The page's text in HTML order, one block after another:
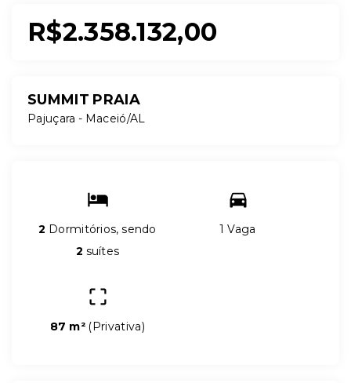
R$2.358.132,00
SUMMIT PRAIA
Pajuçara - Maceió/AL
2 Dormitórios, sendo
2 suítes
1 Vaga
87 m² (Privativa)